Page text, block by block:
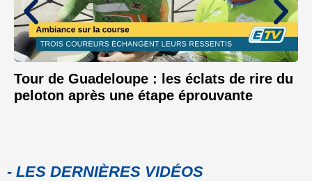
Tour de Guadeloupe : les éclats de rire du
peloton après une étape éprouvante
- LES DERNIÈRES VIDÉOS